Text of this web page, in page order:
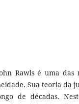
Rawls é uma das
Sua teoria da
de décadas.